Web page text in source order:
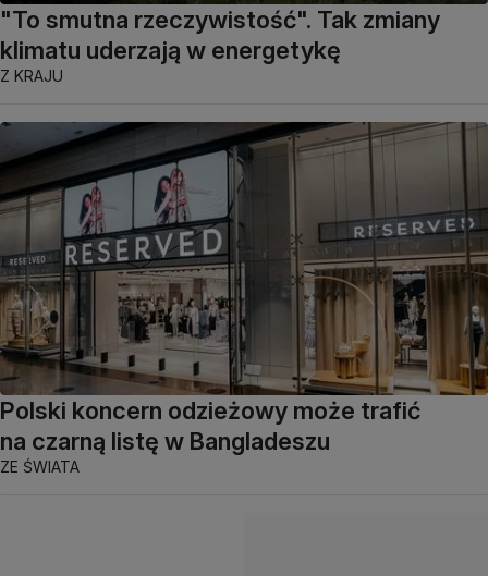
"To smutna rzeczywistość". Tak zmiany
klimatu uderzają w energetykę
Z KRAJU
Polski koncern odzieżowy może trafić
na czarną listę w Bangladeszu
ZE ŚWIATA